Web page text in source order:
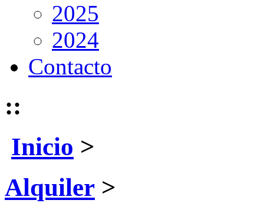
2025
2024
Contacto
::
Inicio >
Alquiler >